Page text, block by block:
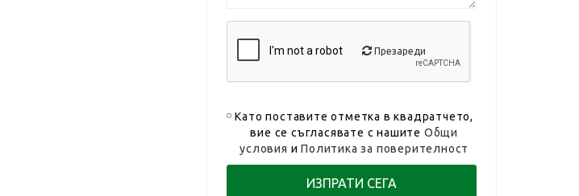
Презареди
Като поставите отметка в квадратчето,
вие се съгласявате с нашите Общи
условия иПолитика за поверителност